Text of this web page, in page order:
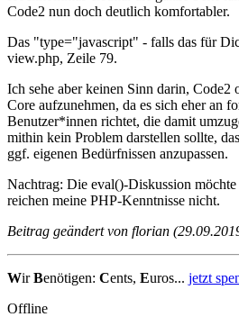
Code2 nun doch deutlich komfortabler.
Das "type="javascript" - falls das für
view.php, Zeile 79.
Ich sehe aber keinen Sinn darin, Code2
Core aufzunehmen, da es sich eher an
Benutzer*innen richtet, die damit
mithin kein Problem darstellen sollte,
ggf. eigenen Bedürfnissen anzupassen.
Nachtrag: Die eval()-Diskussion
reichen meine PHP-Kenntnisse nicht.
Beitrag geändert von florian
WirBenötigen: Cents, Euros... jetzt
Offline